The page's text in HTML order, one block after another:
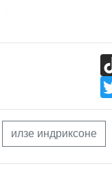
илзе индриксоне